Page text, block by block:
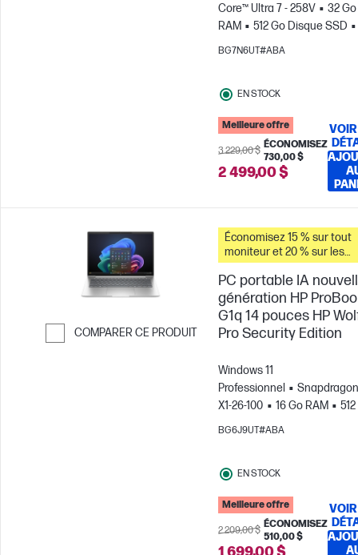
Core™ Ultra 7 - 258V
32 Go
RAM
512 Go Disque SSD
WUXGA Écran tactile
BG7N6UT#ABA
EN STOCK
Meilleure offre
3 229,00 $
ÉCONOMISEZ
730,00 $
2 499,00 $
COMPARER CE PRODUIT
Économisez 15 % sur tout
moniteur et 20 % sur les
accessoires pour PC
vous achetez ce PC.
PC portable IA
génération HP
G1q 14 pouces HP
Pro Security Edition
Windows 11
Professionnel
X1-26-100
16 Go RAM
Disque SSD
BG6J9UT#ABA
EN STOCK
Meilleure offre
2 209,00 $
ÉCONOMISEZ
510,00 $